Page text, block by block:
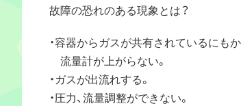
故障の恐れのある現象とは？
・容器からガスが共有されているにも
流量計が上がらない。
・ガスが出流れする。
・圧力、流量調整ができない。